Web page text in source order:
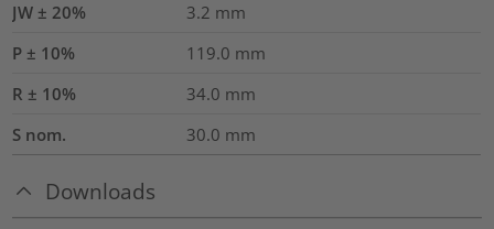
JW ± 20%
3.2 mm
P ± 10%
119.0 mm
R ± 10%
34.0 mm
S nom.
30.0 mm
Downloads